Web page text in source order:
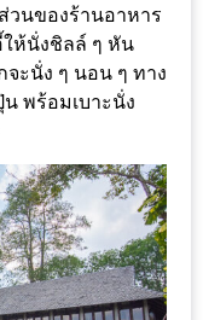
วนของร้านอาหาร
ห้นั่งชิลล์ ๆ หัน
ะนั่ง ๆ นอน ๆ ทาง
พร้อมเบาะนั่ง